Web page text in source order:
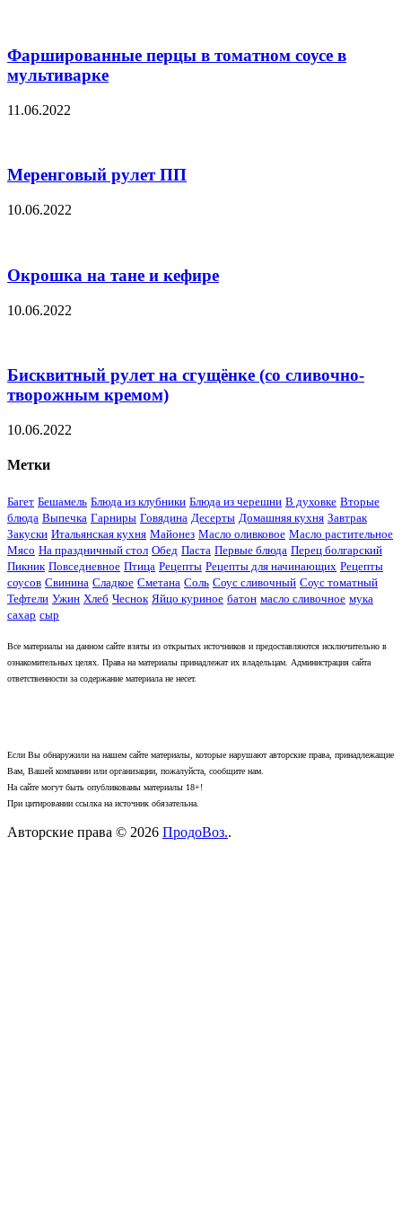
Фаршированные перцы в томатном соусе в
мультиварке
11.06.2022
Меренговый рулет ПП
10.06.2022
Окрошка на тане и кефире
10.06.2022
Бисквитный рулет на сгущёнке (со сливочно-
творожным кремом)
10.06.2022
Метки
Багет Бешамель Блюда из клубники Блюда из черешни В духовке Вторые
блюда Выпечка Гарниры Говядина Десерты Домашняя кухня Завтрак
Закуски Итальянская кухня Майонез Масло оливковое Масло растительное
Мясо На праздничный стол Обед Паста Первые блюда Перец болгарский
Пикник Повседневное Птица Рецепты Рецепты для начинающих Рецепты
соусов Свинина Сладкое Сметана Соль Соус сливочный Соус томатный
Тефтели Ужин Хлеб Чеснок Яйцо куриное батон масло сливочное мука
сахар сыр
Все материалы на данном сайте взяты из открытых источников и предоставляются исключительно в
ознакомительных целях. Права на материалы принадлежат их владельцам. Администрация сайта
ответственности за содержание материала не несет.
Если Вы обнаружили на нашем сайте материалы, которые нарушают авторские права, принадлежащие
Вам, Вашей компании или организации, пожалуйста, сообщите нам.
На сайте могут быть опубликованы материалы 18+!
При цитировании ссылка на источник обязательна.
Авторские права © 2026 ПродоВоз..